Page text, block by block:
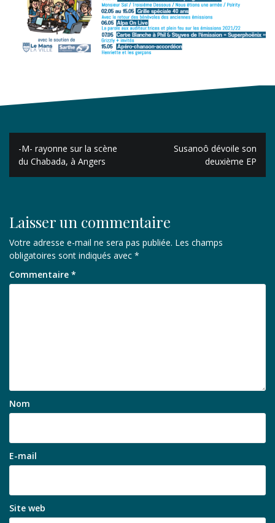
Navigation
de
l’article
-M- rayonne sur la scène
du Chabada, à Angers
Susanoô dévoile son
deuxième EP
Laisser un commentaire
Votre adresse e-mail ne sera pas publiée. Les champs
obligatoires sont indiqués avec *
Commentaire *
Nom
E-mail
Site web